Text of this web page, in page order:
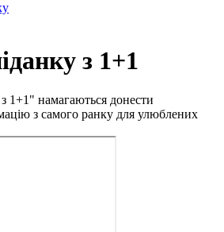
з 1+1
1+1" намагаються донести
з самого ранку для улюблених